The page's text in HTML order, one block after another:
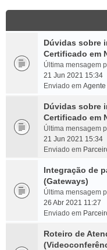
Dúvidas sobre
Certificado em
Última mensagem
21 Jun 2021 15:34
Enviado em
Dúvidas sobre
Certificado em
Última mensagem
21 Jun 2021 15:34
Enviado em
Integração de
(Gateways)
Última mensagem
26 Abr 2021 11:27
Enviado em
Roteiro de